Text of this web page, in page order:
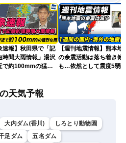
速報】秋田県で「記
時間大雨情報」湯沢
で約100mmの猛烈
【週刊地震情報】熊本地
の余震活動は落ち着き傾
も…依然として震度5弱警
天気予報
大内ダム(香川)
しろとり動物園
足ダム
五名ダム